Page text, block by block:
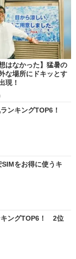
はなかった】猛暑の
な場所にドキッとす
現！
ンキングTOP6！
をお得に使うキ
キングTOP6！ 2位